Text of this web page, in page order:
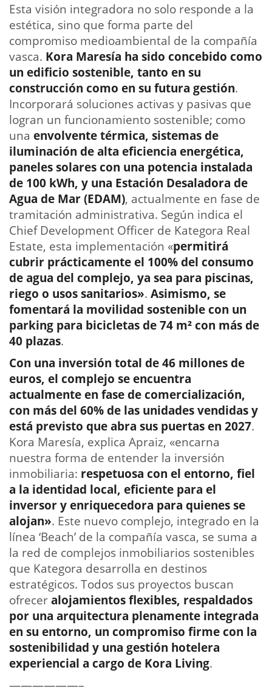
Esta visión integradora no solo responde a la
estética, sino que forma parte del
compromiso medioambiental de la compañía
vasca. Kora Maresía ha sido concebido como
un edificio sostenible, tanto en su
construcción como en su futura gestión.
Incorporará soluciones activas y pasivas que
logran un funcionamiento sostenible; como
una envolvente térmica, sistemas de
iluminación de alta eficiencia energética,
paneles solares con una potencia instalada
de 100 kWh, y una Estación Desaladora de
Agua de Mar (EDAM), actualmente en fase de
tramitación administrativa. Según indica el
Chief Development Officer de Kategora Real
Estate, esta implementación «permitirá
cubrir prácticamente el 100% del consumo
de agua del complejo, ya sea para piscinas,
riego o usos sanitarios». Asimismo, se
fomentará la movilidad sostenible con un
parking para bicicletas de 74 m² con más de
40 plazas.
Con una inversión total de 46 millones de
euros, el complejo se encuentra
actualmente en fase de comercialización,
con más del 60% de las unidades vendidas y
está previsto que abra sus puertas en 2027.
Kora Maresía, explica Apraiz, «encarna
nuestra forma de entender la inversión
inmobiliaria: respetuosa con el entorno, fiel
a la identidad local, eficiente para el
inversor y enriquecedora para quienes se
alojan». Este nuevo complejo, integrado en la
línea ‘Beach’ de la compañía vasca, se suma a
la red de complejos inmobiliarios sostenibles
que Kategora desarrolla en destinos
estratégicos. Todos sus proyectos buscan
ofreceralojamientos flexibles, respaldados
por una arquitectura plenamente integrada
en su entorno, un compromiso firme con la
sostenibilidad y una gestión hotelera
experiencial a cargo de Kora Living. ⁣
——————–